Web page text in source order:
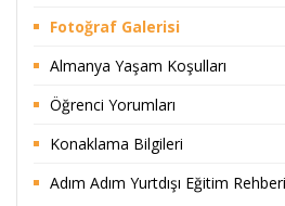
Fotoğraf Galerisi
Almanya Yaşam Koşulları
Öğrenci Yorumları
Konaklama Bilgileri
Adım Adım Yurtdışı Eğitim Rehberi